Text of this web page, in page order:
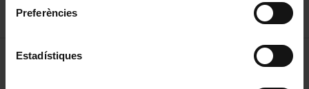
Preferències
Estadístiques MENÚ PEU 1